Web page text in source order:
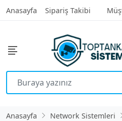
Anasayfa Sipariş Takibi
Anasayfa Network Sistemleri